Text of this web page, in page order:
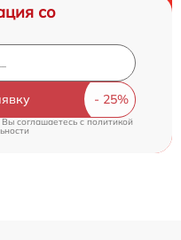
со
Вы соглашаетесь cполитикой